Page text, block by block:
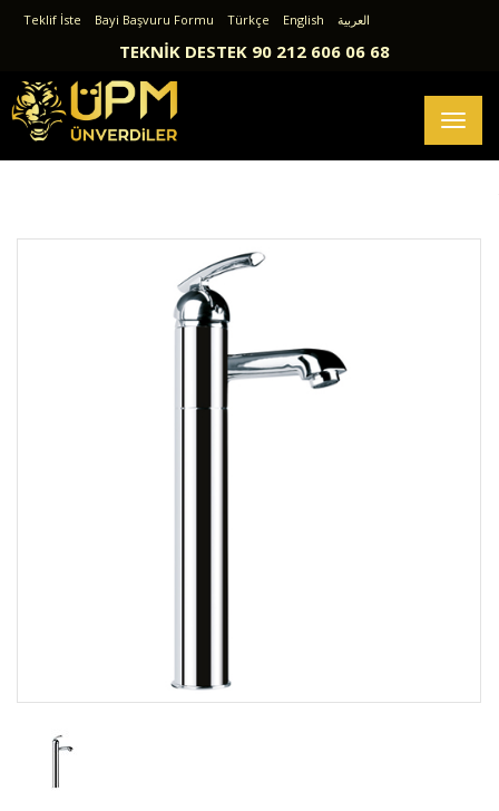
Teklif İste Bayi Başvuru Formu Türkçe English العربية
TEKNİK DESTEK 90 212 606 06 68